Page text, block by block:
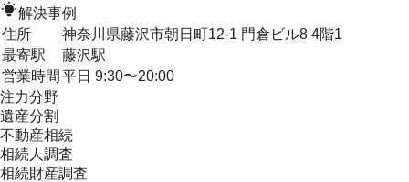
解決事例
住所
神奈川県藤沢市朝日町12-1 門倉ビル8 4階1
最寄駅
藤沢駅
営業時間 平日 9:30〜20:00
注力分野
遺産分割
不動産相続
相続人調査
相続財産調査